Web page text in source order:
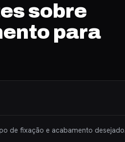
sobre
para
de fixação e acabamento